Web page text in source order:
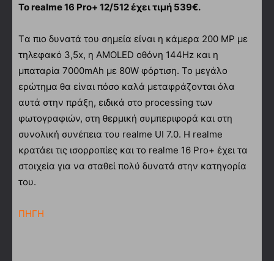
Το realme 16 Pro+ 12/512 έχει τιμή 539€.
Tα πιο δυνατά του σημεία είναι η κάμερα 200 MP με
τηλεφακό 3,5x, η AMOLED οθόνη 144Hz και η
μπαταρία 7000mAh με 80W φόρτιση. Το μεγάλο
ερώτημα θα είναι πόσο καλά μεταφράζονται όλα
αυτά στην πράξη, ειδικά στο processing των
φωτογραφιών, στη θερμική συμπεριφορά και στη
συνολική συνέπεια του realme UI 7.0. Η realme
κρατάει τις ισορροπίες και το realme 16 Pro+ έχει τα
στοιχεία για να σταθεί πολύ δυνατά στην κατηγορία
του.
ΠΗΓΗ